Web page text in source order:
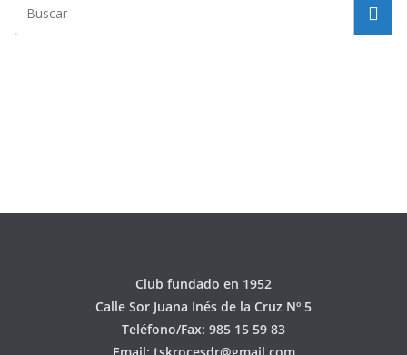
Club fundado en 1952
Calle Sor Juana Inés de la Cruz Nº 5
Teléfono/Fax: 985 15 59 83